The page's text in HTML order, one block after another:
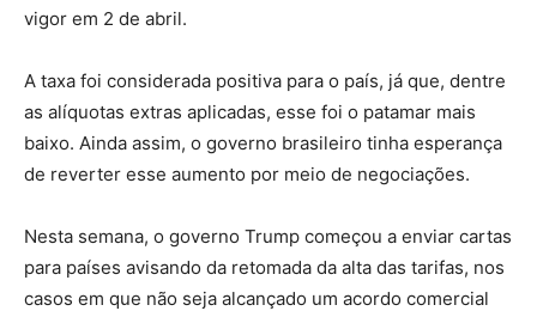
vigor em 2 de abril.
A taxa foi considerada positiva para o país, já que, dentre
as alíquotas extras aplicadas, esse foi o patamar mais
baixo. Ainda assim, o governo brasileiro tinha esperança
de reverter esse aumento por meio de negociações.
Nesta semana, o governo Trump começou a enviar cartas
para países avisando da retomada da alta das tarifas, nos
casos em que não seja alcançado um acordo comercial